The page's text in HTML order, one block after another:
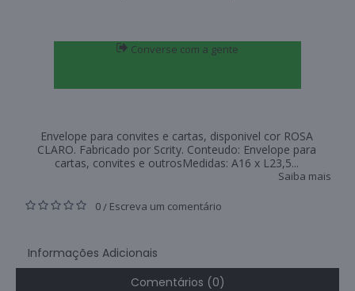
Converse com a gente
Envelope para convites e cartas, disponivel cor ROSA
CLARO. Fabricado por Scrity. Conteudo: Envelope para
cartas, convites e outrosMedidas: A16 x L23,5...
Saiba mais
0 / Escreva um comentário
Informações Adicionais
Comentários (0)